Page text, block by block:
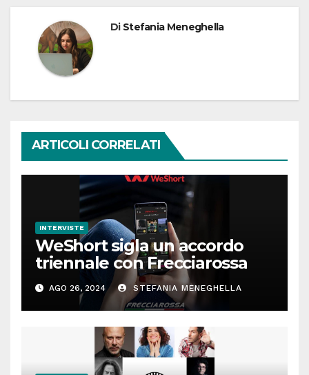
Di Stefania Meneghella
ARTICOLI CORRELATI
INTERVISTE
WeShort sigla un accordo
triennale con Frecciarossa
AGO 26, 2024 STEFANIA MENEGHELLA